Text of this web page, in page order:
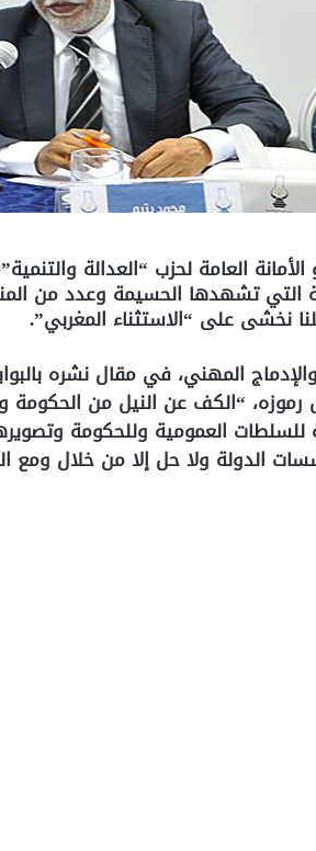
العامة لحزب “العدالة
التي تشهدها الحسيمة وعدد من
نخشى على “الاستثناء المغربي”.
المهني، في مقال نشره
رموزه، “الكف عن النيل من
للسلطات العمومية وللحكومة
الدولة ولا حل إلا من خلال ومع